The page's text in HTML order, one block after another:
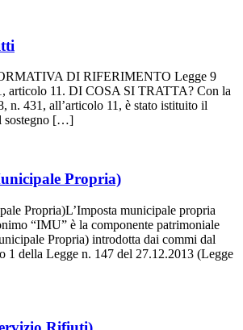
DI RIFERIMENTO Legge 9
articolo 11. DI COSA SI TRATTA? Con la
n. 431, all’articolo 11, è stato istituito il
sostegno […]
Propria)
Propria)L’Imposta municipale propria
“IMU” è la componente patrimoniale
Propria) introdotta dai commi dal
1 della Legge n. 147 del 27.12.2013 (Legge